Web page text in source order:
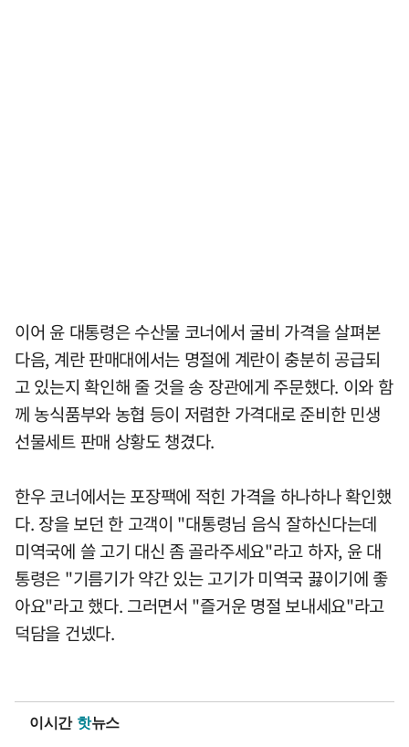
이어 윤 대통령은 수산물 코너에서 굴비 가격을 살펴본
다음, 계란 판매대에서는 명절에 계란이 충분히 공급되
고 있는지 확인해 줄 것을 송 장관에게 주문했다. 이와 함
께 농식품부와 농협 등이 저렴한 가격대로 준비한 민생
선물세트 판매 상황도 챙겼다.
한우 코너에서는 포장팩에 적힌 가격을 하나하나 확인했
다. 장을 보던 한 고객이 "대통령님 음식 잘하신다는데
미역국에 쓸 고기 대신 좀 골라주세요"라고 하자, 윤 대
통령은 "기름기가 약간 있는 고기가 미역국 끓이기에 좋
아요"라고 했다. 그러면서 "즐거운 명절 보내세요"라고
덕담을 건넸다.
이시간 핫뉴스